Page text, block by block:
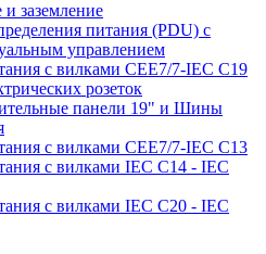
заземление
питания (PDU) с
управлением
с вилками CEE7/7-IEC C19
розеток
панели 19" и Шины
с вилками CEE7/7-IEC C13
с вилками IEC C14 - IEC
с вилками IEC C20 - IEC